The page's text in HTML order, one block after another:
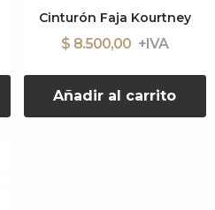
Cinturón Faja Kourtney
$ 8.500,00
Añadir al carrito